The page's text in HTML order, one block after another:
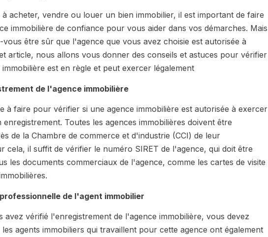
acheter, vendre ou louer un bien immobilier, il est important de faire
immobilière de confiance pour vous aider dans vos démarches. Mais
être sûr que l'agence que vous avez choisie est autorisée à
article, nous allons vous donner des conseils et astuces pour vérifier
est en règle et peut exercer légalement
de l'agence immobilière
à faire pour vérifier si une agence immobilière est autorisée à exercer
Toutes les agences immobilières doivent être
de la Chambre de commerce et d'industrie (CCI) de leur
cela, il suffit de vérifier le numéro SIRET de l'agence, qui doit être
les documents commerciaux de l'agence, comme les cartes de visite
de l'agent immobilier
avez vérifié l'enregistrement de l'agence immobilière, vous devez
agents immobiliers qui travaillent pour cette agence ont également